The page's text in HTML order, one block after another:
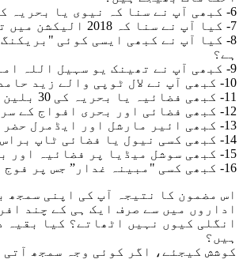
6- کبھی آپ نے سنا کہ نیوی یا بحریہ کے افسران سول سروسز کے سرکاری افسران کے تقرر و تبادلے کروانے کے لیے سرگرم ہیں؟
7- کیا آپ نے سنا کہ 2018 الیکشن میں تحریک انصاف کے ٹکٹ فلاں نیول یا ائیربیس پر بانٹے جارہے تھے؟
8- کیا آپ نے کبھی ایسی کوئی
ہے؟
9- کبھی آپ نے تھینک یو سہیل اللہ امان (سابق ائیر چیف) یا فیلڈ مارشل ایڈمرل فصیح بخاری کی مہم چلتی سنی؟
10- کبھی آپ نے لال ٹوپی والے زید حامد سے سبز ہلالی پرچم میں لپٹے فضائی یا بحری جوانوں کی بات سنی؟
11- کبھی فضائیہ یا بحریہ کی 30 بلین ڈالر کی پرائیوٹ انڈسٹری کے بارے میں سنا؟
12- کبھی فضائی اور بحری افواج کے سربراہان کو سی پیک کا کنٹرول اپنے ہاتھ میں لینے کی خواہش کا اظہار کرتے سنا؟
13- کبھی ائیر مارشل اور ایڈمرل حضرات کو بیرون ملک دوروں اور ملک میں فارن ڈیلیگیشنز سے ملاقات کی کہانیاں سنیں؟
14- کبھی کسی نیول یا فضائی ٹاپ براس کی "دی سپائی کرانیکلز” مارکہ کتاب مارکیٹ میں آئی یا ان کو کسی بھارتی ہم منصب سے جپھیاں ڈالتے دیکھا؟
15- کبھی سوشل میڈیا پر فضائیہ اور بحریہ کے پروپیگنڈا پیجز دیکھے؟
16- کبھی کسی "مبینہ غدار” جس پر فوج پر تنقید کی وجہ سے ملک دشمنی کا الزام لگایا جاتا ہے اسے فضائیہ یا بحریہ کو ہدف تنقید بناتے سنا یا دیکھا؟
اس مضمون کا نتیجہ آپ کی اپنی
اداروں میں سے صرف ایک ہی کے چند
انگلی کیوں نہیں اٹھاتے؟ کیا
ہیں؟
کوشش کیجئے، اگر کوئی وجہ سمجھ